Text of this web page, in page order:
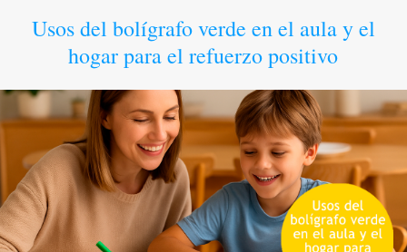
Usos del bolígrafo verde en el aula y el
hogar para el refuerzo positivo